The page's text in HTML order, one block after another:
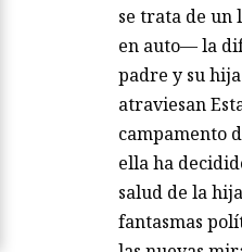
se trata de un
en auto— la
padre y su
atraviesan
campamento
ella ha
salud de la
fantasmas